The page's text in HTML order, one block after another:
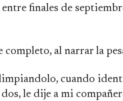
finales de
completo, al narrar la
cuando
le dije a mi